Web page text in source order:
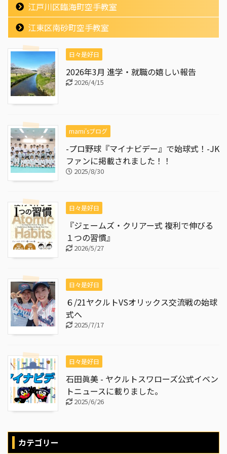
江戸川区臨海町空手教室
江東区南砂町空手教室
日々是好日
2026年3月 進学・就職の嬉しい報告
2026/4/15
mami'sブログ
-プロ野球『マイナビデー』で始球式！-JK
ファンに掲載されました！！
2025/8/30
日々是好日
『ジェームズ・クリアー式 複利で伸びる
１つの習慣』
2026/5/27
日々是好日
６/21ヤクルトVSオリックス交流戦の始球
式へ
2025/7/17
日々是好日
石田眞美 - ヤクルトスワローズ公式イベン
トニュースに載りました。
2025/6/26
カテゴリー